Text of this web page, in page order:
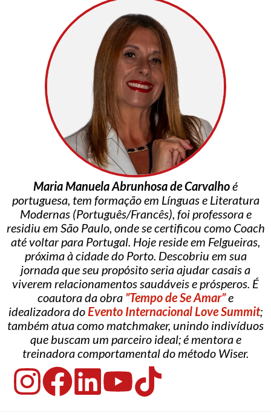
Maria Manuela Abrunhosa de Carvalhoé
portuguesa, tem formação em Línguas e Literatura
Modernas (Português/Francês), foi professora e
residiu em São Paulo, onde se certificou como Coach
até voltar para Portugal. Hoje reside em Felgueiras,
próxima à cidade do Porto. Descobriu em sua
jornada que seu propósito seria ajudar casais a
viverem relacionamentos saudáveis e prósperos. É
coautora da obra ”Tempo de Se Amar”e
idealizadora doEvento Internacional Love Summit;
também atua como matchmaker, unindo indivíduos
que buscam um parceiro ideal; é mentora e
treinadora comportamental do método Wiser.